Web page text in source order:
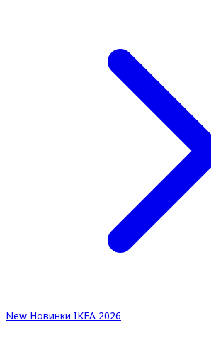
New Новинки IKEA 2026